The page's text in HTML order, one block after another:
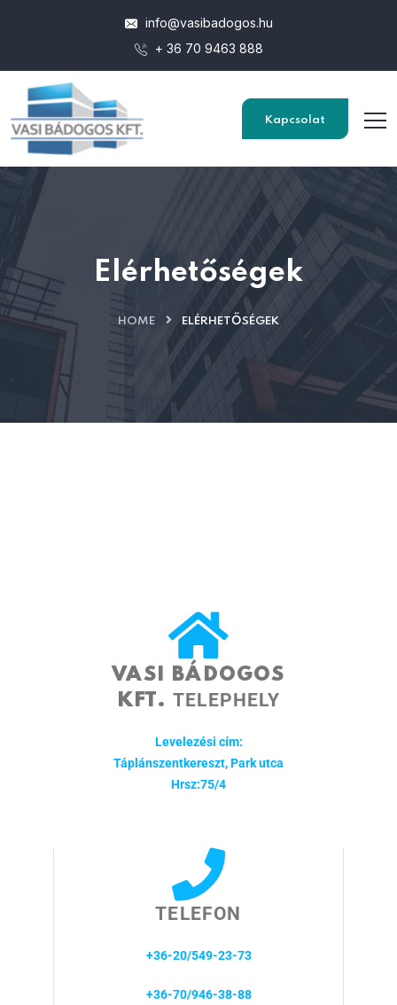
info@vasibadogos.hu
+ 36 70 9463 888
Kapcsolat
Elérhetőségek
HOME ELÉRHETŐSÉGEK
VASI BÁDOGOS
KFT.TELEPHELY
Levelezési cím:
Táplánszentkereszt, Park utca
Hrsz:75/4
TELEFON
+36-20/549-23-73
+36-70/946-38-88